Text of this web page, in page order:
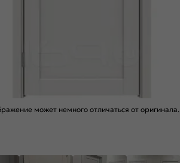
может немного отличаться от оригинала.